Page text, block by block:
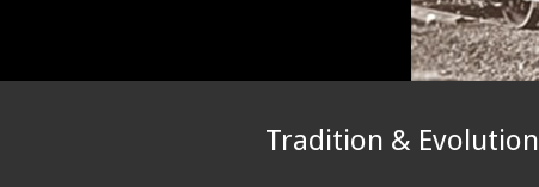
Tradition & Evolution